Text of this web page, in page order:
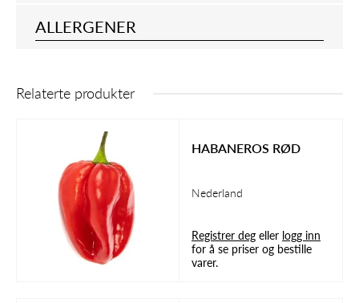
ALLERGENER
Relaterte produkter
HABANEROS RØD
Nederland
Registrer deg eller logg inn
for å se priser og bestille
varer.